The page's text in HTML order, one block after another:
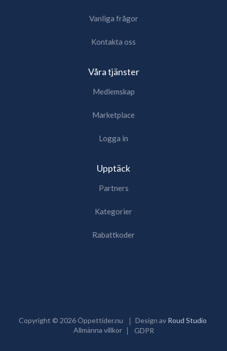
Vanliga frågor
Kontakta oss
Våra tjänster
Medlemskap
Marketplace
Logga in
Upptäck
Partners
Kategorier
Rabattkoder
Copyright © 2026Öppettider.nu Design av Roud Studio
Allmänna villkor
GDPR